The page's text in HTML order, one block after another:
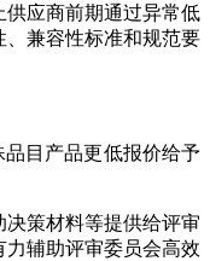
应商前期通过异常低
兼容性标准和规范要
目产品更低报价给予
策材料等提供给评审
辅助评审委员会高效